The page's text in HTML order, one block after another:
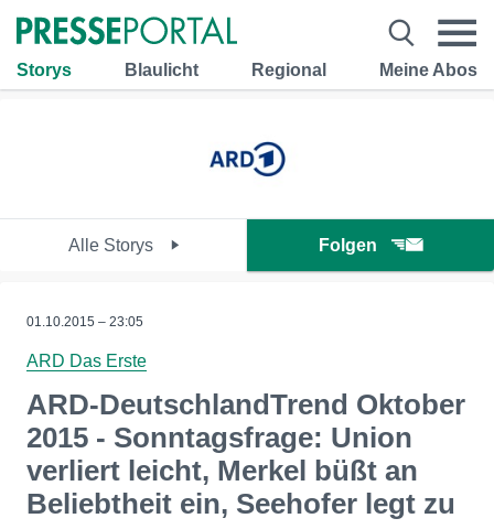
Storys Blaulicht Regional Meine Abos
Alle Storys Folgen
01.10.2015 – 23:05
ARD Das Erste
ARD-DeutschlandTrend Oktober
2015 - Sonntagsfrage: Union
verliert leicht, Merkel büßt an
Beliebtheit ein, Seehofer legt zu